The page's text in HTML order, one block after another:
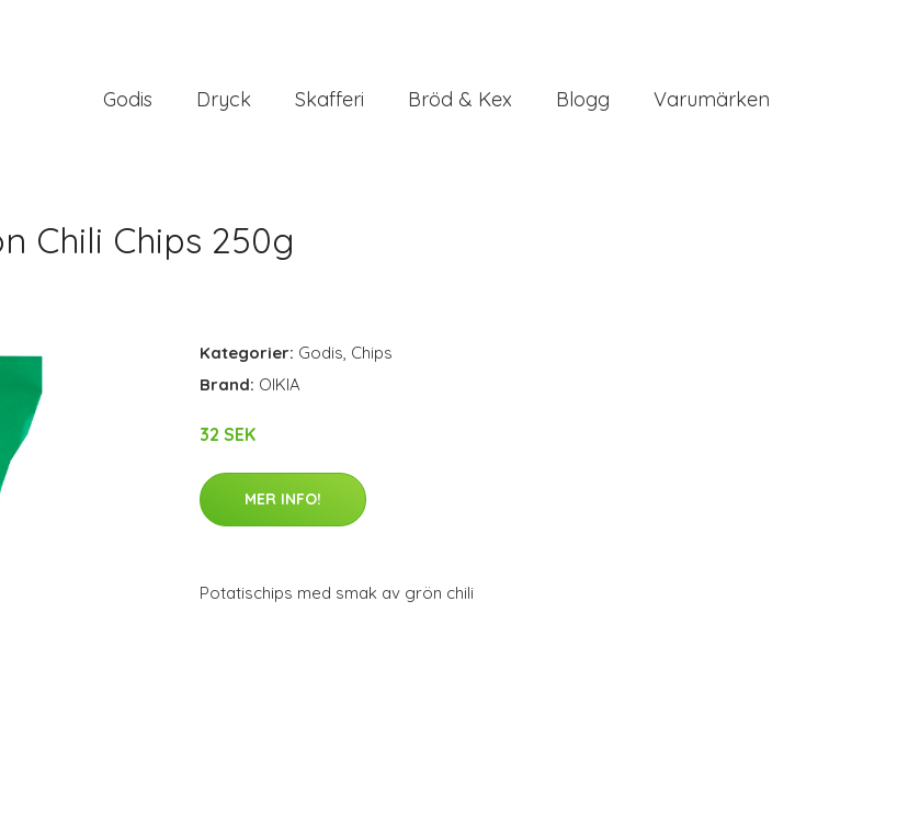
Godis Dryck Skafferi Bröd & Kex Blogg Varumärken
Chili Chips 250g
Kategorier: Godis, Chips
Brand: OIKIA
32 SEK
MER INFO!
Potatischips med smak av grön chili